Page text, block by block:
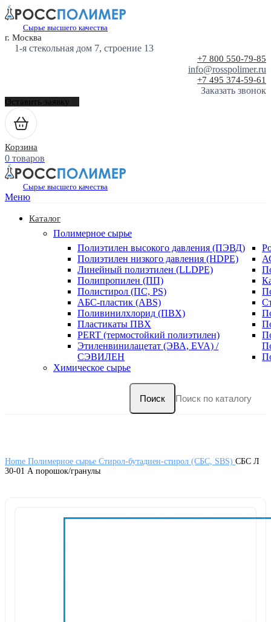
Сырье высшего качества
г. Москва
1-я стекольная дом 7, строение 13
+7 800 550-79-85
info@rosspolimer.ru
+7 495 374-59-61
Заказать звонок
Оставить заявку
Корзина
0 товаров
Сырье высшего качества
Меню
Каталог
Полимерное сырье
Полиэтилен высокого давления (ПЭВД)
Полиэтилен низкого давления (HDPE)
Линейный полиэтилен (LLDPE)
Полипропилен (ПП)
Полистирол (ПС, PS)
АБС-пластик (ABS)
Поливинилхлорид (ПВХ)
Пластикаты ПВХ
PERT (термостойкий полиэтилен)
Этиленвинилацетат (ЭВА, EVA) /
СЭВИЛЕН
Химическое сырье
Поиск
Home Полимерное сырье Стирол-бутадиен-стирол (СБС, SBS) СБС Л
30-01 А порошок/гранулы